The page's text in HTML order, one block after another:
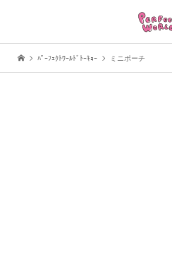
ﾊﾟｰﾌｪｸﾄﾜｰﾙﾄﾞﾄｰｷｮｰ ミニポーチ